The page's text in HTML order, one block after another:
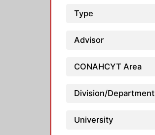
Type
Advisor
CONAHCYT Area
Division/Department
University